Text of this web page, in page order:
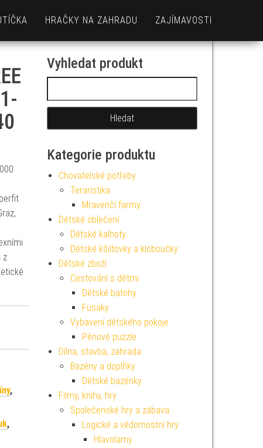
HRAČKY NA ZAHRADU ZAJÍMAVOSTI
z
,
,
Vyhledat produkt
Kategorie produktu
Chovatelské potřeby
Teraristika
Mravenčí farmy
Dětské oblečení
Dětské kalhoty
Dětské kšiltovky a kloboučky
Dětské zboží
Cestování s dětmi
Dětské batohy
Fusaky
Vybavení dětského pokoje
Pěnové puzzle
Dílna, stavba, zahrada
Bazény a doplňky
Dětské bazénky
Filmy, knihy, hry
Společenské hry a zábava
Logické a vědomostní hry
Hlavolamy